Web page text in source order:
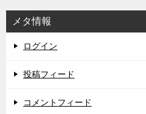
メタ情報
ログイン
投稿フィード
コメントフィード